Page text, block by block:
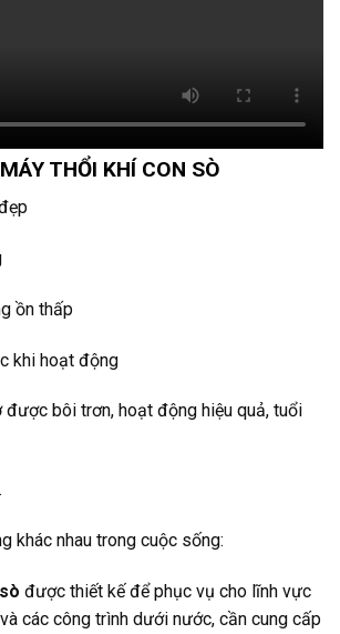
THỔI KHÍ CON SÒ
ồn thấp
khi hoạt động
bôi trơn, hoạt động hiệu quả, tuổi
khác nhau trong cuộc sống:
được thiết kế để phục vụ cho lĩnh vực
các công trình dưới nước, cần cung cấp